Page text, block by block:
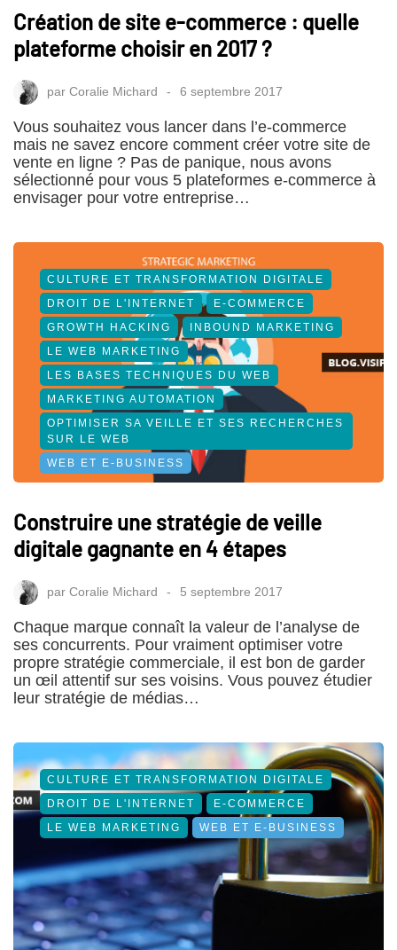
Création de site e-commerce : quelle
plateforme choisir en 2017 ?
par Coralie Michard 6 septembre 2017
Vous souhaitez vous lancer dans l’e-commerce
mais ne savez encore comment créer votre site de
vente en ligne ? Pas de panique, nous avons
sélectionné pour vous 5 plateformes e-commerce à
envisager pour votre entreprise…
CULTURE ET TRANSFORMATION DIGITALE
DROIT DE L'INTERNET
E-COMMERCE
GROWTH HACKING
INBOUND MARKETING
LE WEB MARKETING
LES BASES TECHNIQUES DU WEB
MARKETING AUTOMATION
OPTIMISER SA VEILLE ET SES RECHERCHES
SUR LE WEB
WEB ET E-BUSINESS
Construire une stratégie de veille
digitale gagnante en 4 étapes
par Coralie Michard 5 septembre 2017
Chaque marque connaît la valeur de l’analyse de
ses concurrents. Pour vraiment optimiser votre
propre stratégie commerciale, il est bon de garder
un œil attentif sur ses voisins. Vous pouvez étudier
leur stratégie de médias…
CULTURE ET TRANSFORMATION DIGITALE
DROIT DE L'INTERNET
E-COMMERCE
LE WEB MARKETING
WEB ET E-BUSINESS